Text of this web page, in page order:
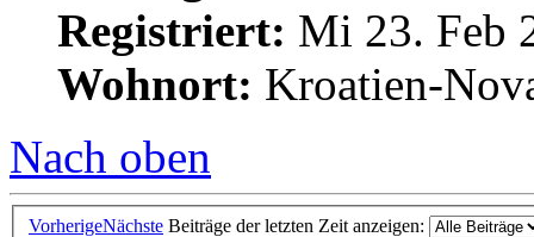
Registriert: Mi 23. Feb
Wohnort: Kroatien-
Nach oben
VorherigeNächste Beiträge der letzten Zeit anzeigen: